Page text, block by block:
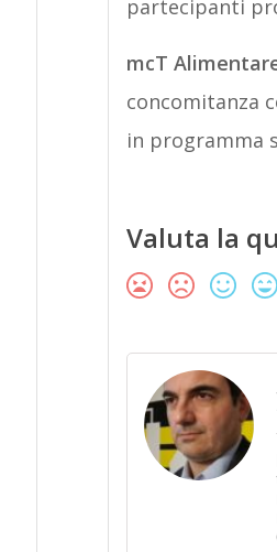
partecipanti
mcT
concomitanza
in programma
Valuta la